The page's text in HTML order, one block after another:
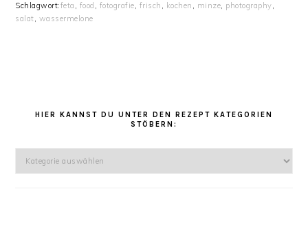
Schlagwort:feta , food , fotografie, frisch , kochen , minze, photography,
salat, wassermelone
HIER KANNST DU UNTER DEN REZEPT KATEGORIEN
STÖBERN: